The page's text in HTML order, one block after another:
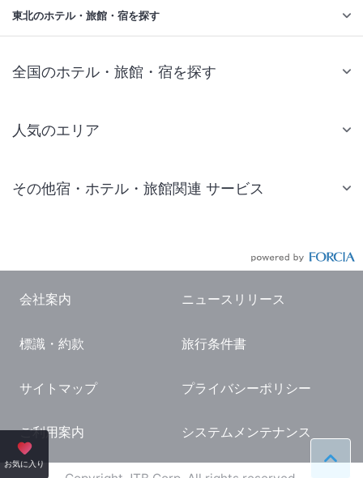
お気に入り ペー
東北のホテル・旅館・宿を探す
全国のホテル・旅館・宿を探す
人気のエリア
仙台 ホテル
東京ドーム ホテル
横浜 ホテル
熱海 ホテル
京都 ホテル
その他宿・ホテル・旅館関連 サービス
国内観光ガイド
旅行・観光情報
会社案内 ニュースリリース
標識・約款 旅行条件書
サイトマップ プライバシーポリシー
ご利用案内 システムメンテナンス